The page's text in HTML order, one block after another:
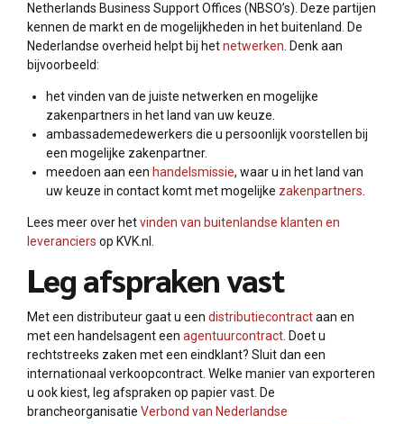
Netherlands Business Support Offices (NBSO’s). Deze partijen
kennen de markt en de mogelijkheden in het buitenland. De
Nederlandse overheid helpt bij hetnetwerken . Denk aan
bijvoorbeeld:
het vinden van de juiste netwerken en mogelijke
zakenpartners in het land van uw keuze.
ambassademedewerkers die u persoonlijk voorstellen bij
een mogelijke zakenpartner.
meedoen aan een handelsmissie, waar u in het land van
uw keuze in contact komt met mogelijke zakenpartners
Lees meer over hetvinden van buitenlandse klanten en
leveranciers op KVK.nl.
Leg afspraken vast
Met een distributeur gaat u een distributiecontractaan en
met een handelsagent een agentuurcontract . Doet u
rechtstreeks zaken met een eindklant? Sluit dan een
internationaal verkoopcontract. Welke manier van exporteren
u ook kiest, leg afspraken op papier vast. De
brancheorganisatie Verbond van Nederlandse